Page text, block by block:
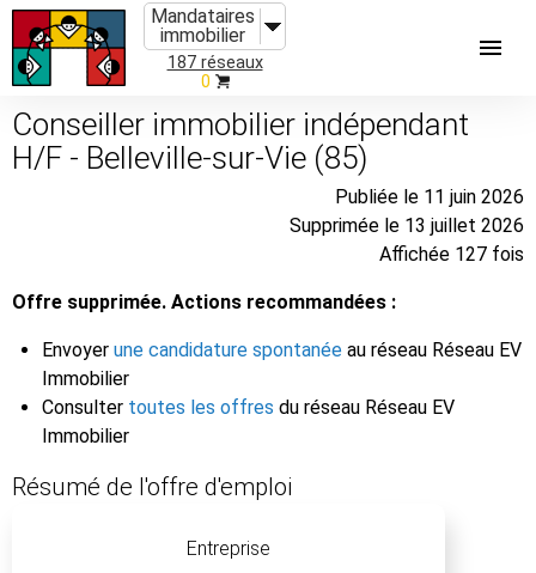
Mandataires
immobilier
187 réseaux
0
Conseiller immobilier indépendant
H/F - Belleville-sur-Vie (85)
Publiée le 11 juin 2026
Supprimée le 13 juillet 2026
Affichée 127 fois
Offre supprimée. Actions recommandées :
Envoyer une candidature spontanée au réseau Réseau EV
Immobilier
Consulter toutes les offres du réseau Réseau EV
Immobilier
Résumé de l'offre d'emploi
Entreprise